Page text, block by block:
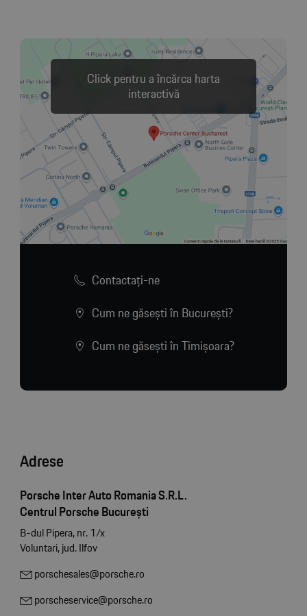
Click pentru a încărca harta
interactivă
Contactaţi-ne
Cum ne găsești în București?
Cum ne găsești în Timișoara?
Adrese
Porsche Inter Auto Romania S.R.L.
Centrul Porsche București
B-dul Pipera, nr. 1/x
Voluntari, jud. Ilfov
porschesales@porsche.ro
porscheservice@porsche.ro